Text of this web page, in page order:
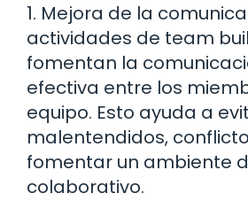
1. Mejora de la
actividades de team
fomentan la
efectiva entre los
equipo. Esto ayuda a
malentendidos,
fomentar un ambiente
colaborativo.